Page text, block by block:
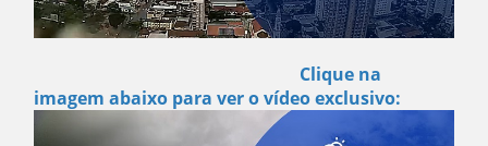
Clique na
imagem abaixo para ver o vídeo exclusivo: